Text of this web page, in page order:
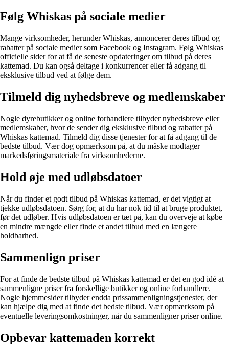
Følg Whiskas på sociale medier
Mange virksomheder, herunder Whiskas, annoncerer deres tilbud og
rabatter på sociale medier som Facebook og Instagram. Følg Whiskas
officielle sider for at få de seneste opdateringer om tilbud på deres
kattemad. Du kan også deltage i konkurrencer eller få adgang til
eksklusive tilbud ved at følge dem.
Tilmeld dig nyhedsbreve og medlemskaber
Nogle dyrebutikker og online forhandlere tilbyder nyhedsbreve eller
medlemskaber, hvor de sender dig eksklusive tilbud og rabatter på
Whiskas kattemad. Tilmeld dig disse tjenester for at få adgang til de
bedste tilbud. Vær dog opmærksom på, at du måske modtager
markedsføringsmateriale fra virksomhederne.
Hold øje med udløbsdatoer
Når du finder et godt tilbud på Whiskas kattemad, er det vigtigt at
tjekke udløbsdatoen. Sørg for, at du har nok tid til at bruge produktet,
før det udløber. Hvis udløbsdatoen er tæt på, kan du overveje at købe
en mindre mængde eller finde et andet tilbud med en længere
holdbarhed.
Sammenlign priser
For at finde de bedste tilbud på Whiskas kattemad er det en god idé at
sammenligne priser fra forskellige butikker og online forhandlere.
Nogle hjemmesider tilbyder endda prissammenligningstjenester, der
kan hjælpe dig med at finde det bedste tilbud. Vær opmærksom på
eventuelle leveringsomkostninger, når du sammenligner priser online.
Opbevar kattemaden korrekt